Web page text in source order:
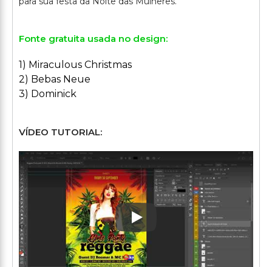
Fonte gratuita usada no design:
1) Miraculous Christmas
2) Bebas Neue
3) Dominick
VÍDEO TUTORIAL:
Play: Keynote (Google I/O